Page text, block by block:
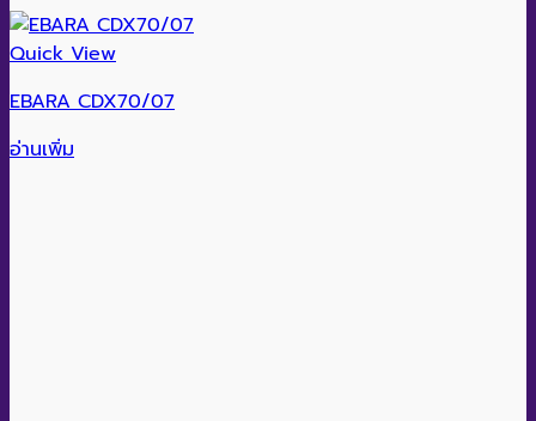
Quick View
EBARA CDX70/07
อ่านเพิ่ม